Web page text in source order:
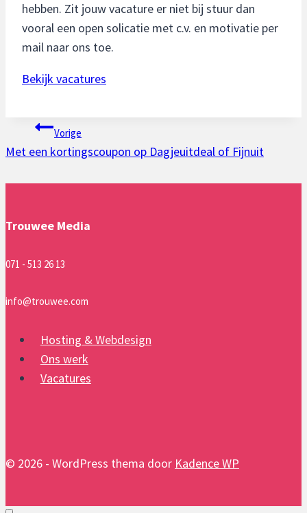
hebben. Zit jouw vacature er niet bij stuur dan
vooral een open solicatie met c.v. en motivatie per
mail naar ons toe.
Bekijk vacatures
Bericht
navigatie
Vorige
Met een kortingscoupon op Dagjeuitdeal of Fijnuit
Trouwee Media
071 - 513 26 13
info@trouwee.com
Hosting & Webdesign
Ons werk
Vacatures
© 2026 - WordPress thema door Kadence WP